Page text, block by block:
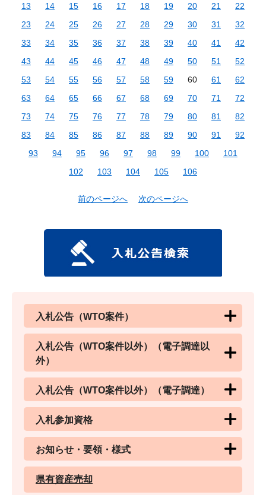
13
14 15 16 17 18 19 20 21
22
23
24 25 26 27 28 29 30 31
32
33
34 35 36 37 38 39 40 41
42
43
44 45 46 47 48 49 50 51
52
53
54 55 56 57 58 59 60 61
62
63
64 65 66 67 68 69 70 71
72
73
74 75 76 77 78 79 80 81
82
83
84 85 86 87 88 89 90 91
92
93
94 95 96 97 98 99 100
101
102
103 104 105 106
前のページへ 次のページへ
入札公告（WTO案件）
入札公告（WTO案件以外）（電子調達以
外）
入札公告（WTO案件以外）（電子調達）
入札参加資格
お知らせ・要領・様式
県有資産売却